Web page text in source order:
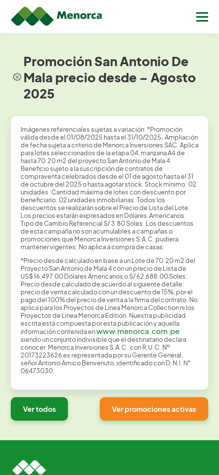
Promoción San Antonio De
Mala precio desde – Agosto
2025
Imágenes referenciales sujetas a variación. *Promoción
válida desde el 01/08/2025 hasta el 31/10/2025.Ampliación
de fecha sujeta a criterio de Menorca Inversiones SAC. Aplica
para lotes seleccionados de la etapa 04, manzana A4 de
hasta 70.20 m2 del proyecto San Antonio de Mala 4.
Beneficio sujeto a la suscripción de contratos de
compraventa celebrados desde el 01 de agosto hasta el 31
de octubre del 2025 o hasta agotar stock. Stock mínimo: 02
unidades. Cantidad máxima de lotes con descuento por
beneficiario: 02 unidades inmobiliarias. Todos los
descuentos se realizarán sobre el Precio de Lista del Lote.
Los precios estarán expresados en Dólares Americanos.
Tipo de Cambio Referencial S/ 3.80 Soles. Los descuentos
de esta campaña no son acumulables a campañas o
promociones que Menorca Inversiones S.A.C. pudiera
mantener vigentes. No aplica a compra de casas.
*Precio desde calculado en base a un Lote de 70.20 m2 del
Proyecto San Antonio de Mala 4 con un precio de Lista de
US$ 16,497.00 Dólares Americanos o S/ 62,688.00 Soles.
Precio desde calculado de acuerdo al siguiente detalle:
precio de venta calculado con un descuento de 15%, por el
pago del 100% del precio de venta a la firma del contrato. No
aplica para los Proyectos de Línea Menorca Collection ni los
Proyectos de Línea Menorca Edition. Nuestra publicidad
escrita está compuesta por esta publicación y aquella
información contenida enwww.menorca.com.pe
siendo un conjunto indivisible que el destinatario declara
conocer. Menorca Inversiones S.A.C. con R.U.C. Nº
20173223626 es representada por su Gerente General,
señor Antonio Amico Benvenuto, identificado con D.N.I. N°
06473030.
Ver todos Ver promociones activas